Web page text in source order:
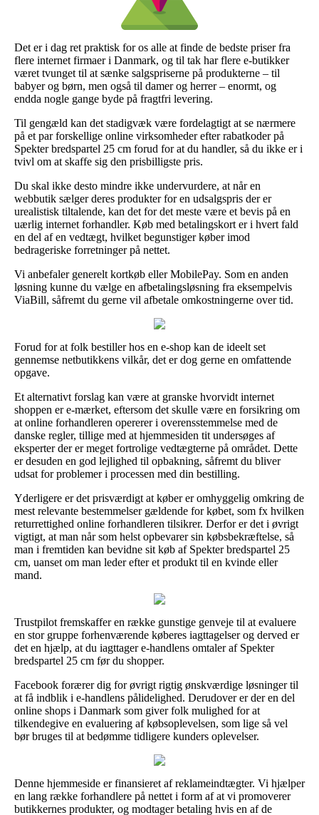
Det er i dag ret praktisk for os alle at finde de bedste priser fra
flere internet firmaer i Danmark, og til tak har flere e-butikker
været tvunget til at sænke salgspriserne på produkterne – til
babyer og børn, men også til damer og herrer – enormt, og
endda nogle gange byde på fragtfri levering.
Til gengæld kan det stadigvæk være fordelagtigt at se nærmere
på et par forskellige online virksomheder efter rabatkoder på
Spekter bredspartel 25 cm forud for at du handler, så du ikke er i
tvivl om at skaffe sig den prisbilligste pris.
Du skal ikke desto mindre ikke undervurdere, at når en
webbutik sælger deres produkter for en udsalgspris der er
urealistisk tiltalende, kan det for det meste være et bevis på en
uærlig internet forhandler. Køb med betalingskort er i hvert fald
en del af en vedtægt, hvilket begunstiger køber imod
bedrageriske forretninger på nettet.
Vi anbefaler generelt kortkøb eller MobilePay. Som en anden
løsning kunne du vælge en afbetalingsløsning fra eksempelvis
ViaBill, såfremt du gerne vil afbetale omkostningerne over tid.
Forud for at folk bestiller hos en e-shop kan de ideelt set
gennemse netbutikkens vilkår, det er dog gerne en omfattende
opgave.
Et alternativt forslag kan være at granske hvorvidt internet
shoppen er e-mærket, eftersom det skulle være en forsikring om
at online forhandleren opererer i overensstemmelse med de
danske regler, tillige med at hjemmesiden tit undersøges af
eksperter der er meget fortrolige vedtægterne på området. Dette
er desuden en god lejlighed til opbakning, såfremt du bliver
udsat for problemer i processen med din bestilling.
Yderligere er det prisværdigt at køber er omhyggelig omkring de
mest relevante bestemmelser gældende for købet, som fx hvilken
returrettighed online forhandleren tilsikrer. Derfor er det i øvrigt
vigtigt, at man når som helst opbevarer sin købsbekræftelse, så
man i fremtiden kan bevidne sit køb af Spekter bredspartel 25
cm, uanset om man leder efter et produkt til en kvinde eller
mand.
Trustpilot fremskaffer en række gunstige genveje til at evaluere
en stor gruppe forhenværende køberes iagttagelser og derved er
det en hjælp, at du iagttager e-handlens omtaler af Spekter
bredspartel 25 cm før du shopper.
Facebook forærer dig for øvrigt rigtig ønskværdige løsninger til
at få indblik i e-handlens pålidelighed. Derudover er der en del
online shops i Danmark som giver folk mulighed for at
tilkendegive en evaluering af købsoplevelsen, som lige så vel
bør bruges til at bedømme tidligere kunders oplevelser.
Denne hjemmeside er finansieret af reklameindtægter. Vi hjælper
en lang række forhandlere på nettet i form af at vi promoverer
butikkernes produkter, og modtager betaling hvis en af de